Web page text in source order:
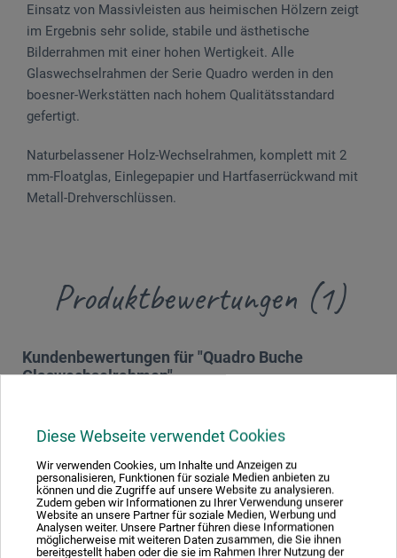
Diese Webseite verwendet Cookies
Wir verwenden Cookies, um Inhalte und Anzeigen zu
personalisieren, Funktionen für soziale Medien anbieten zu
können und die Zugriffe auf unsere Website zu analysieren.
Zudem geben wir Informationen zu Ihrer Verwendung unserer
Website an unsere Partner für soziale Medien, Werbung und
Analysen weiter. Unsere Partner führen diese Informationen
möglicherweise mit weiteren Daten zusammen, die Sie ihnen
bereitgestellt haben oder die sie im Rahmen Ihrer Nutzung der
Einsatz von Massivleisten aus heimischen Hölzern zeigt
im Ergebnis sehr solide, stabile und ästhetische
Bilderrahmen mit einer hohen Wertigkeit. Alle
Glaswechselrahmen der Serie Quadro werden in den
boesner-Werkstätten nach hohem Qualitäts­standard
gefertigt.
Naturbelassener Holz-Wechselrahmen, komplett mit 2
mm-Floatglas, Einlegepapier und Hart­faserrückwand mit
Metall-Drehverschlüssen.
Produktbewertungen (1)
Kundenbewertungen für "Quadro Buche
Glaswechselrahmen"
5 Sterne
1
4 Sterne
0
3 Sterne
0
2 Sterne
0